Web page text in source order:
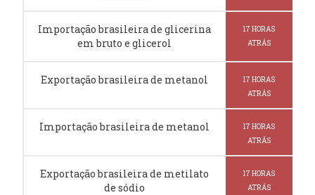
Importação brasileira de glicerina
em bruto e glicerol
17 HORAS
ATRÁS
Exportação brasileira de metanol
17 HORAS
ATRÁS
Importação brasileira de metanol
17 HORAS
ATRÁS
Exportação brasileira de metilato
de sódio
17 HORAS
ATRÁS